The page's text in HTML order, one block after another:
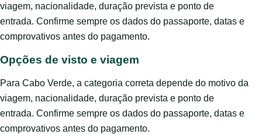
viagem, nacionalidade, duração prevista e ponto de
entrada. Confirme sempre os dados do passaporte, datas e
comprovativos antes do pagamento.
Opções de visto e viagem
Para Cabo Verde, a categoria correta depende do motivo da
viagem, nacionalidade, duração prevista e ponto de
entrada. Confirme sempre os dados do passaporte, datas e
comprovativos antes do pagamento.